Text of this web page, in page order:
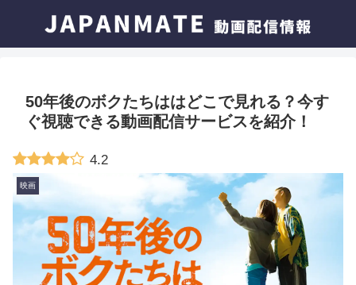
50年後のボクたちははどこで見れる？今す
ぐ視聴できる動画配信サービスを紹介！
4.2
映画